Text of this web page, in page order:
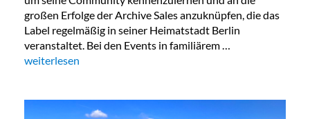
großen Erfolge der Archive Sales anzuknüpfen, die das
Label regelmäßig in seiner Heimatstadt Berlin
veranstaltet. Bei den Events in familiärem …
„Lala Berlin Flash Sale in München 24. bis 26.Oktober 2023“
weiterlesen